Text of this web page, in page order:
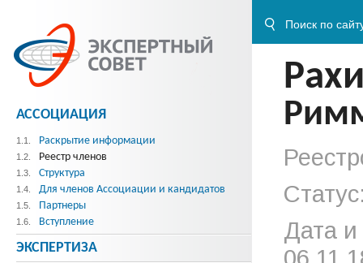
Дата
АССОЦИАЦИЯ
1.1. Раскрытие информации
1.2. Реестр членов
1.3. Структура
1.4. Для членов Ассоциации и кандидатов
1.5. Партнеры
1.6. Вступление
ЭКСПЕРТИЗА